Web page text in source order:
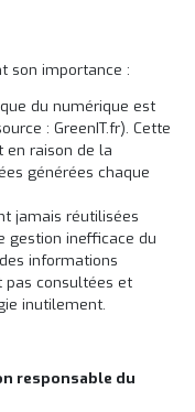
son importance :
du numérique est
: GreenIT.fr). Cette
en raison de la
générées chaque
jamais réutilisées
gestion inefficace du
informations
pas consultées et
inutilement.
responsable du